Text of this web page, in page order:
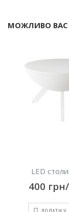
МОЖЛИВО ВАС
LED
400